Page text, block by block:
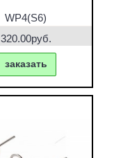
WP4(S6)
320.00руб.
заказать